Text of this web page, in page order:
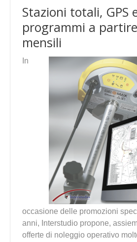
Stazioni totali, GPS
programmi a
mensili
In
occasione delle promozioni
anni, Interstudio propone,
offerte di noleggio operativo